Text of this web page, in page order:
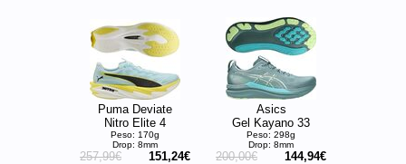
Puma Deviate
Nitro Elite 4
Peso: 170g
Drop: 8mm
257,99€ 151,24€
Asics
Gel Kayano 33
Peso: 298g
Drop: 8mm
200,00€ 144,94€